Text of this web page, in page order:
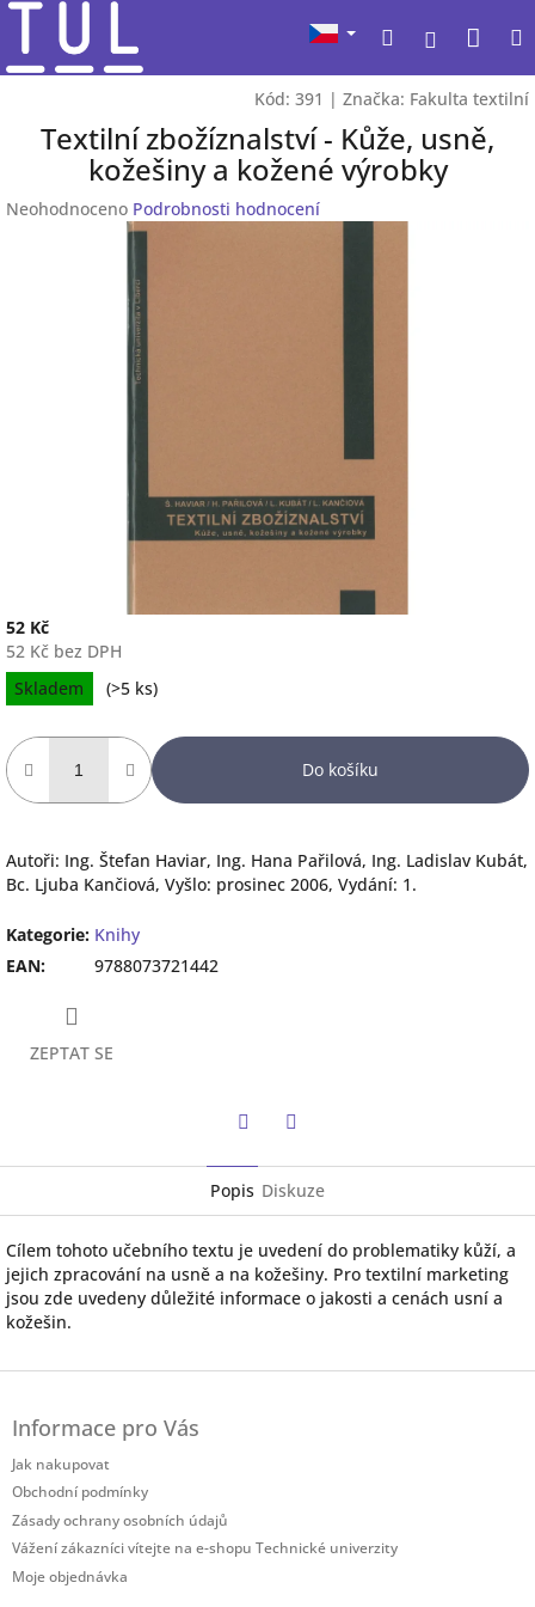
Přejít
obsah
Hledat
Kód: 391 | Značka: Fakulta textilní
Textilní zbožíznalství - Kůže, usně,
kožešiny a kožené výrobky
Průměrné
Neohodnoceno Podrobnosti hodnocení
52 Kč
52 Kč bez DPH
Měrná
cena:
Skladem (>5 ks)
Do košíku
Autoři: Ing. Štefan Haviar, Ing. Hana Pařilová, Ing. Ladislav Kubát,
Bc. Ljuba Kančiová, Vyšlo: prosinec 2006, Vydání: 1.
Kategorie: Knihy
EAN: 9788073721442
ZEPTAT SE
Popis Diskuze
Cílem tohoto učebního textu je uvedení do problematiky kůží, a
jejich zpracování na usně a na kožešiny. Pro textilní marketing
jsou zde uvedeny důležité informace o jakosti a cenách usní a
kožešin.
Z
Informace pro Vás
Jak nakupovat
Obchodní podmínky
Zásady ochrany osobních údajů
Vážení zákazníci vítejte na e-shopu Technické univerzity
Moje objednávka